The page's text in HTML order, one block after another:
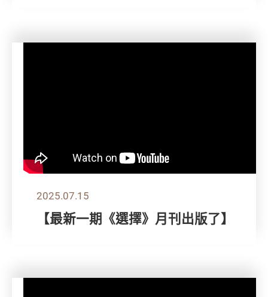
2025.07.15
【最新一期《選擇》月刊出版了】